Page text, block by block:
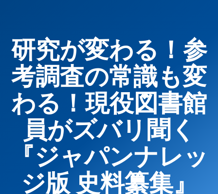
研究が変わる！参
考調査の常識も変
わる！現役図書館
員がズバリ聞く
『ジャパンナレッ
ジ版 史料纂集』